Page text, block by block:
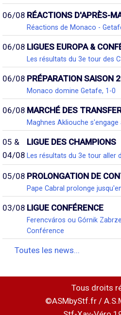
06/08 RÉACTIONS D'APRÈS-
Réactions de Monaco -
06/08 LIGUES EUROPA &
Les résultats du 3e tour des
06/08 PRÉPARATION SAISON
Monaco domine Getafe, 1-0
06/08 MARCHÉ DES
Maghnes Akliouche s'engage
05 &
04/08
LIGUE DES CHAMPIONS
Les résultats du 3e tour aller
05/08 PROLONGATION DE
Pape Cabral prolonge
03/08 LIGUE CONFÉRENCE
Ferencváros ou Górnik
Conférence
Toutes les news...
Tous droits
©ASMbyStf.fr /